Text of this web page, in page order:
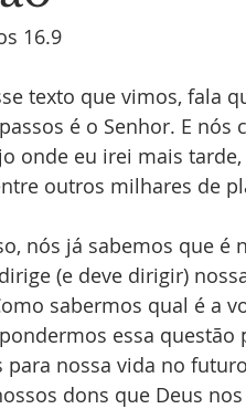
16.9
texto que vimos, fala
é o Senhor. E
onde eu irei mais
outros milhares de
nós já sabemos que
(e deve dirigir)
sabermos qual é a
essa
para nossa vida no
dons que Deus